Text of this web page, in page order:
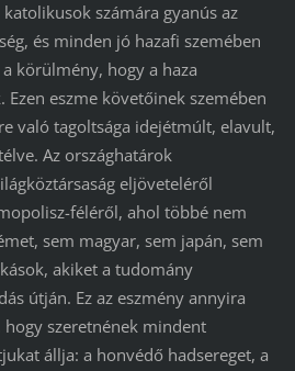
számára gyanús az
és minden jó hazafi szemében
körülmény, hogy a haza
Ezen eszme követőinek szemében
való tagoltsága idejétmúlt, elavult,
Az országhatárok
eljöveteléről
féléről, ahol többé nem
sem magyar, sem japán, sem
akiket a tudomány
útján. Ez az eszmény annyira
szeretnének mindent
állja: a honvédő hadsereget, a